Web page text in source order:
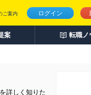
ログイン
ご案内
案 転職ノ
詳しく知りた